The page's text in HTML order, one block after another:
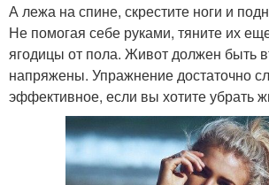
А лежа на спине, скрестите ноги и
Не помогая себе руками, тяните их
ягодицы от пола. Живот должен быть
напряжены. Упражнение достаточно
эффективное, если вы хотите убрать